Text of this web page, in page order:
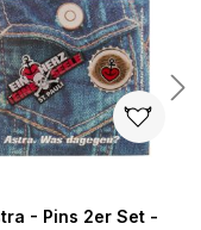
Sternen
- Pins 2er Set -